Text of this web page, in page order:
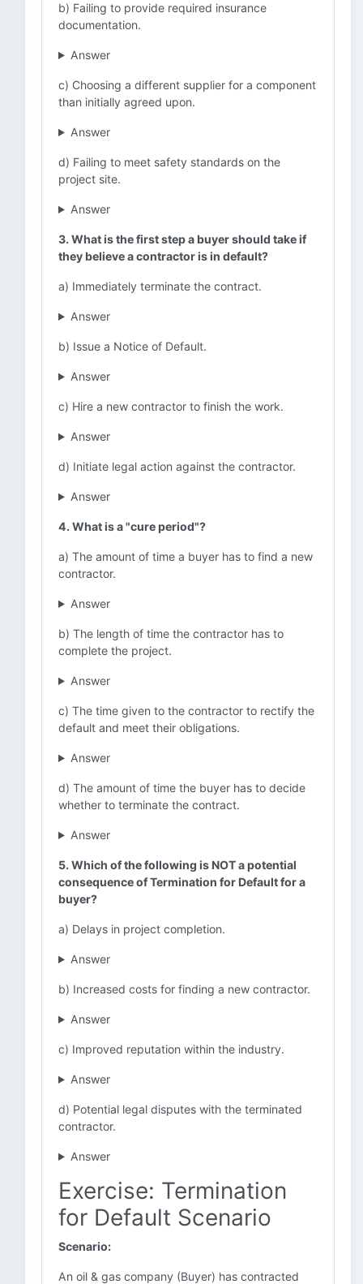
b) Failing to provide required insurance
documentation.
Answer
c) Choosing a different supplier for a component
than initially agreed upon.
Answer
d) Failing to meet safety standards on the
project site.
Answer
3. What is the first step a buyer should take if
they believe a contractor is in default?
a) Immediately terminate the contract.
Answer
b) Issue a Notice of Default.
Answer
c) Hire a new contractor to finish the work.
Answer
d) Initiate legal action against the contractor.
Answer
4. What is a "cure period"?
a) The amount of time a buyer has to find a new
contractor.
Answer
b) The length of time the contractor has to
complete the project.
Answer
c) The time given to the contractor to rectify the
default and meet their obligations.
Answer
d) The amount of time the buyer has to decide
whether to terminate the contract.
Answer
5. Which of the following is NOT a potential
consequence of Termination for Default for a
buyer?
a) Delays in project completion.
Answer
b) Increased costs for finding a new contractor.
Answer
c) Improved reputation within the industry.
Answer
d) Potential legal disputes with the terminated
contractor.
Answer
Exercise: Termination
for Default Scenario
Scenario:
An oil & gas company (Buyer) has contracted